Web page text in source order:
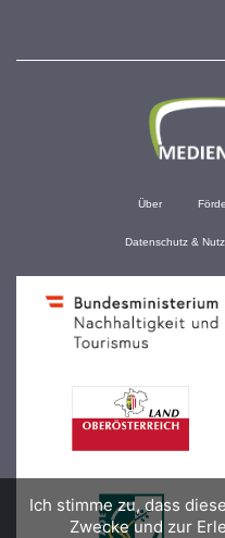
Über
Datenschutz &
Ich stimme zu, dass
Zwecke und zur